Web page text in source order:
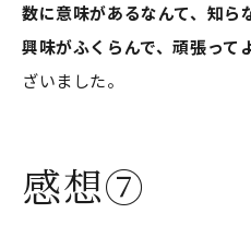
数に意味があるなんて、知ら
興味がふくらんで、頑張って
ざいました。
感想⑦